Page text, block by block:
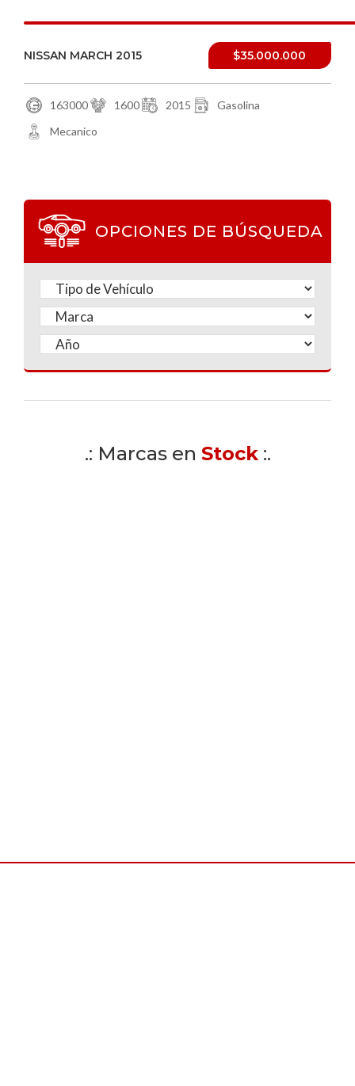
NISSAN MARCH 2015 $35.000.000
163000 1600 2015
Gasolina
Mecanico
OPCIONES DE BÚSQUEDA
.: Marcas en Stock:.